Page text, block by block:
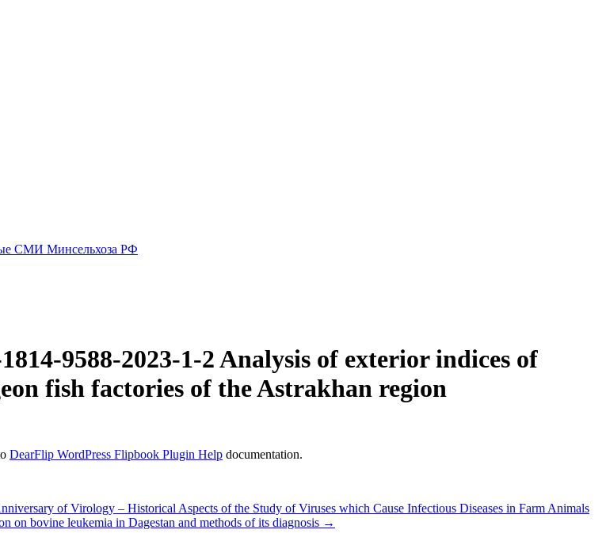
СМИ Минсельхоза РФ
9588-2023-1-2 Analysis of exterior indices of
fish factories of the Astrakhan region
DearFlip WordPress Flipbook Plugin Help documentation.
of Virology – Historical Aspects of the Study of Viruses which Cause Infectious Diseases in Farm Animals
bovine leukemia in Dagestan and methods of its diagnosis →